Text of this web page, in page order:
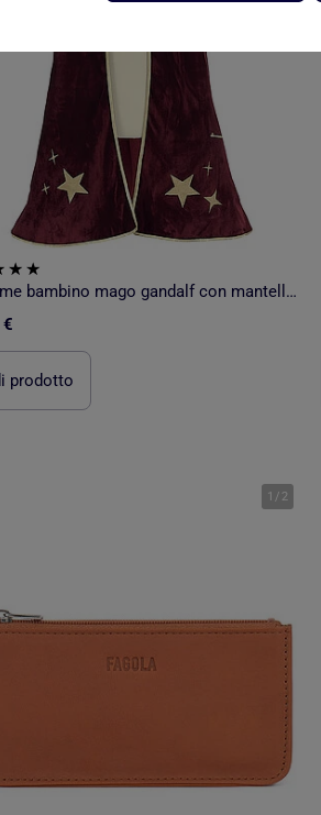
Costume bambino mago gandalf con mantello e cappello | Labay
prodotto
1 / 2